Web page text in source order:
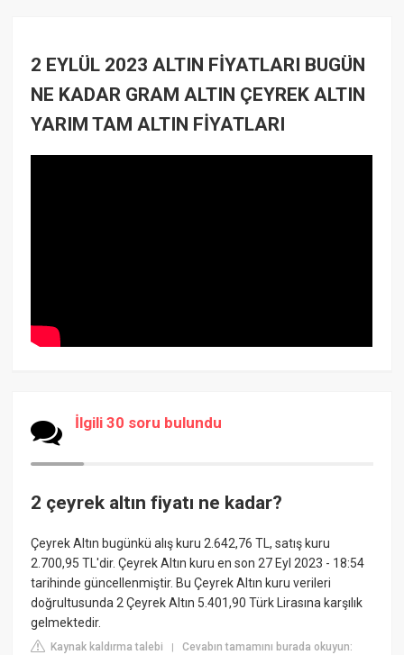
2 EYLÜL 2023 ALTIN FİYATLARI BUGÜN
NE KADAR GRAM ALTIN ÇEYREK ALTIN
YARIM TAM ALTIN FİYATLARI
İlgili 30 soru bulundu
2 çeyrek altın fiyatı ne kadar?
Çeyrek Altın bugünkü alış kuru 2.642,76 TL, satış kuru
2.700,95 TL'dir. Çeyrek Altın kuru en son 27 Eyl 2023 - 18:54
tarihinde güncellenmiştir. Bu Çeyrek Altın kuru verileri
doğrultusunda 2 Çeyrek Altın 5.401,90 Türk Lirasına karşılık
gelmektedir.
Kaynak kaldırma talebi |Cevabın tamamını burada okuyun: